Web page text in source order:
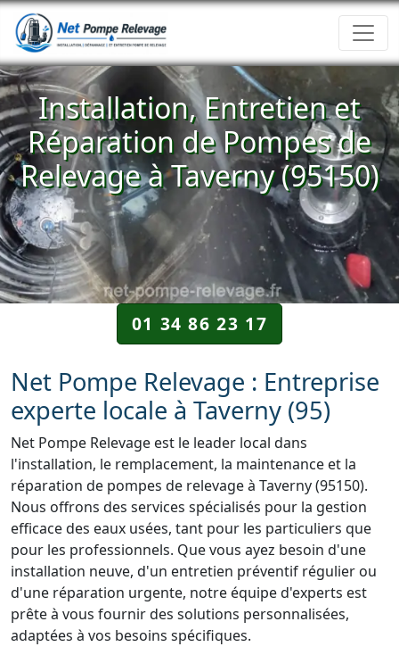
Installation, Entretien et
Réparation de Pompes de
Relevage à Taverny (95150)
01 34 86 23 17
Net Pompe Relevage : Entreprise
experte locale à Taverny (95)
Net Pompe Relevage est le leader local dans
l'installation, le remplacement, la maintenance et la
réparation de pompes de relevage à Taverny (95150).
Nous offrons des services spécialisés pour la gestion
efficace des eaux usées, tant pour les particuliers que
pour les professionnels. Que vous ayez besoin d'une
installation neuve, d'un entretien préventif régulier ou
d'une réparation urgente, notre équipe d'experts est
prête à vous fournir des solutions personnalisées,
adaptées à vos besoins spécifiques.